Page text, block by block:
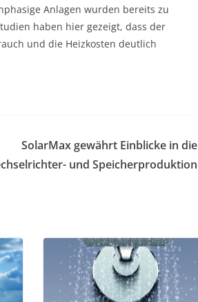
Anlagen wurden bereits zu
haben hier gezeigt, dass der
und die Heizkosten deutlich
SolarMax gewährt Einblicke in die
und Speicherproduktion